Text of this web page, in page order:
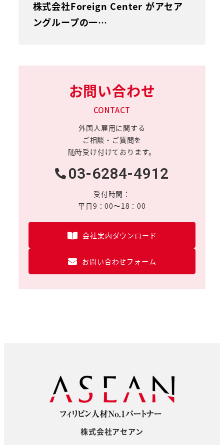
株式会社Foreign Center がアセア
ングループの一…
お問い合わせ
CONTACT
外国人雇用に関する
ご相談・ご質問を
随時受け付けております。
03-6284-4912
受付時間：
平日9：00〜18：00
会社案内ダウンロード
お問い合わせフォーム
株式会社アセアン